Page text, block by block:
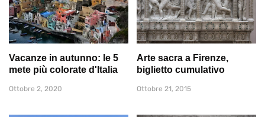
Vacanze in autunno: le 5
mete più colorate d'Italia
Ottobre 2, 2020
Arte sacra a Firenze,
biglietto cumulativo
Ottobre 21, 2015